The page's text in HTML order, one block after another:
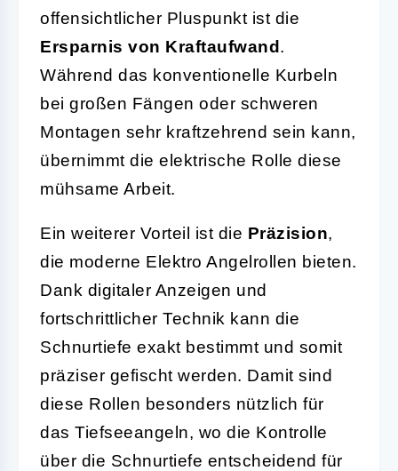
offensichtlicher Pluspunkt ist die
Ersparnis von Kraftaufwand.
Während das konventionelle Kurbeln
bei großen Fängen oder schweren
Montagen sehr kraftzehrend sein kann,
übernimmt die elektrische Rolle diese
mühsame Arbeit.
Ein weiterer Vorteil ist die Präzision,
die moderne Elektro Angelrollen bieten.
Dank digitaler Anzeigen und
fortschrittlicher Technik kann die
Schnurtiefe exakt bestimmt und somit
präziser gefischt werden. Damit sind
diese Rollen besonders nützlich für
das Tiefseeangeln, wo die Kontrolle
über die Schnurtiefe entscheidend für